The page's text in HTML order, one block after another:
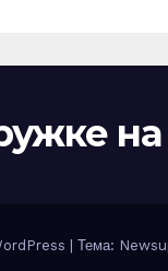
| Тема: